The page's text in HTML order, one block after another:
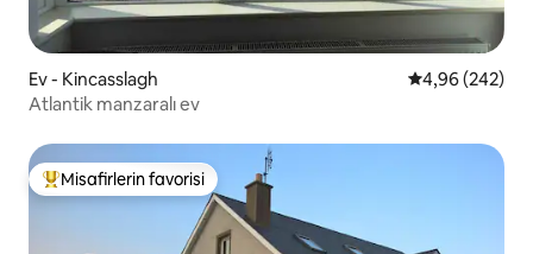
Ev - Kincasslagh 5 üzerinden
4,96 (242)
Atlantik manzaralı ev
Misafirlerin favorilerinden en beğenilenler arasında
Misafirlerin favorisi